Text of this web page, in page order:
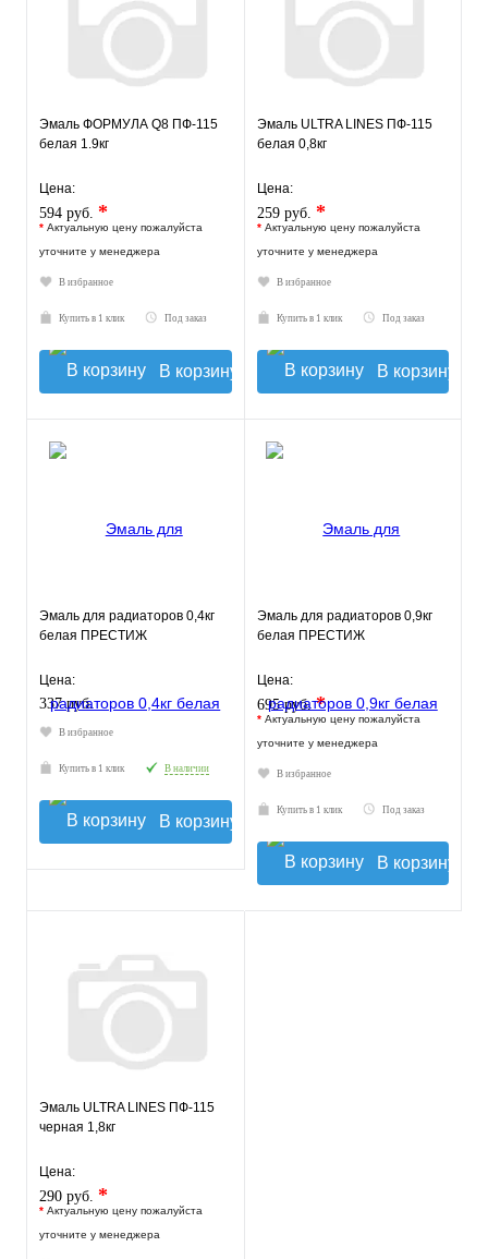
Эмаль ФОРМУЛА Q8 ПФ-115
белая 1.9кг
Цена:
594 руб. *
* Актуальную цену пожалуйста
уточните у менеджера
В избранное
Купить в 1 клик Под заказ
В корзину
Эмаль ULTRA LINES ПФ-115
белая 0,8кг
Цена:
259 руб. *
* Актуальную цену пожалуйста
уточните у менеджера
В избранное
Купить в 1 клик Под заказ
В корзину
Эмаль для радиаторов 0,4кг
белая ПРЕСТИЖ
Цена:
337 руб.
В избранное
Купить в 1 клик В наличии
В корзину
Эмаль для радиаторов 0,9кг
белая ПРЕСТИЖ
Цена:
695 руб.*
* Актуальную цену пожалуйста
уточните у менеджера
В избранное
Купить в 1 клик Под заказ
В корзину
Эмаль ULTRA LINES ПФ-115
черная 1,8кг
Цена:
290 руб. *
* Актуальную цену пожалуйста
уточните у менеджера